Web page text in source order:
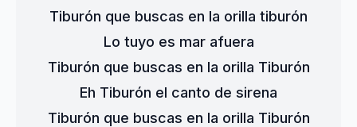
Tiburón que buscas en la orilla tiburón
Lo tuyo es mar afuera
Tiburón que buscas en la orilla Tiburón
Eh Tiburón el canto de sirena
Tiburón que buscas en la orilla Tiburón